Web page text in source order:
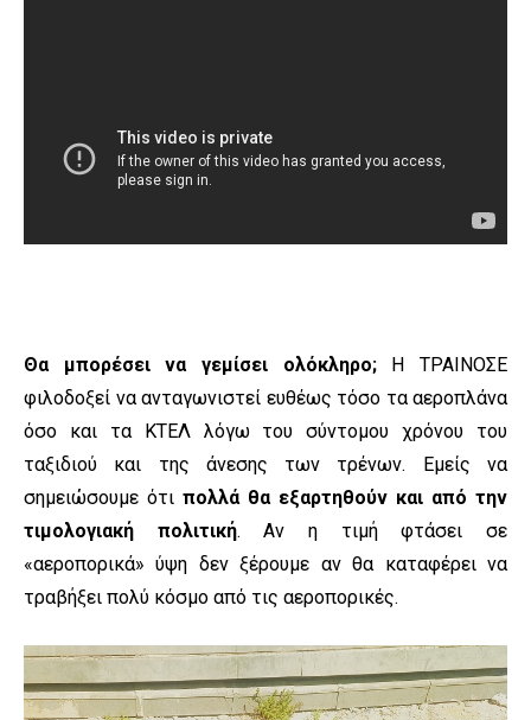
Θα μπορέσει να γεμίσει ολόκληρο;Η ΤΡΑΙΝΟΣΕ
φιλοδοξεί να ανταγωνιστεί ευθέως τόσο τα αεροπλάνα
όσο και τα ΚΤΕΛ λόγω του σύντομου χρόνου του
ταξιδιού και της άνεσης των τρένων. Εμείς να
σημειώσουμε ότι πολλά θα εξαρτηθούν και από την
τιμολογιακή πολιτική. Αν η τιμή φτάσει σε
«αεροπορικά» ύψη δεν ξέρουμε αν θα καταφέρει να
τραβήξει πολύ κόσμο από τις αεροπορικές.